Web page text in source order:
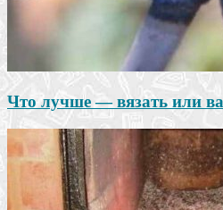
Что лучше — вязать или